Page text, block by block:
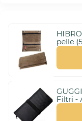
10,99 €
3,00 €
(21%)
pelle
Filtri -